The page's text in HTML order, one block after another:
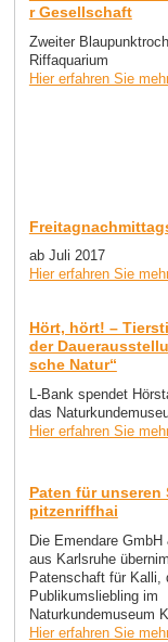
r Gesellschaft
Zweiter
Riffaquarium
Hier erfahren Sie
ab Juli 2017
Hier erfahren Sie
Hört, hört! –
der
sche Natur“
L-Bank spendet
das
Hier erfahren Sie
Paten für unseren
pitzenriffhai
Die Emendare
aus Karlsruhe
Patenschaft für Kalli,
Publikumsliebling im
Naturkundemuseum
Hier erfahren Sie